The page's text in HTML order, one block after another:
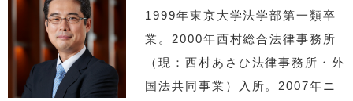
1999年東京大学法学部第一類卒
業。2000年西村総合法律事務所
（現：西村あさひ法律事務所・外
国法共同事業）入所。2007年ニ